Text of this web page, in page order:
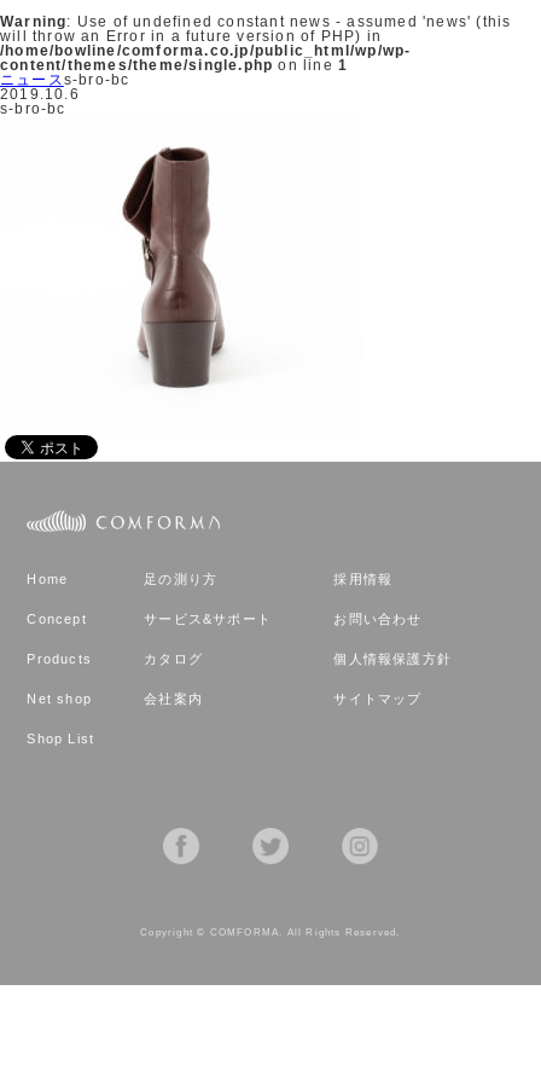
Warning: Use of undefined constant news - assumed 'news' (this
will throw an Error in a future version of PHP) in
/home/bowline/comforma.co.jp/public_html/wp/wp-
content/themes/theme/single.php on line1
ニュースs-bro-bc
2019.10.6
s-bro-bc
Home
Concept
Products
Net shop
Shop List
足の測り方
サービス&サポート
カタログ
会社案内
採用情報
お問い合わせ
個人情報保護方針
サイトマップ
Copyright © COMFORMA. All Rights Reserved.